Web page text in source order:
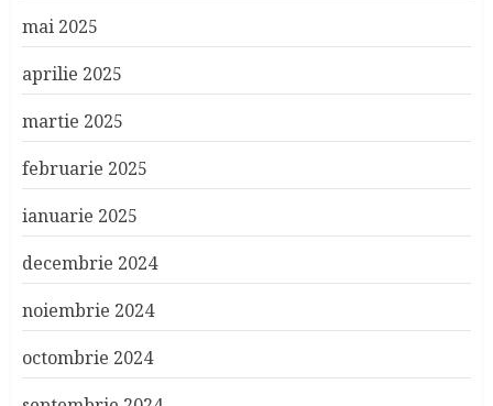
mai 2025
aprilie 2025
martie 2025
februarie 2025
ianuarie 2025
decembrie 2024
noiembrie 2024
octombrie 2024